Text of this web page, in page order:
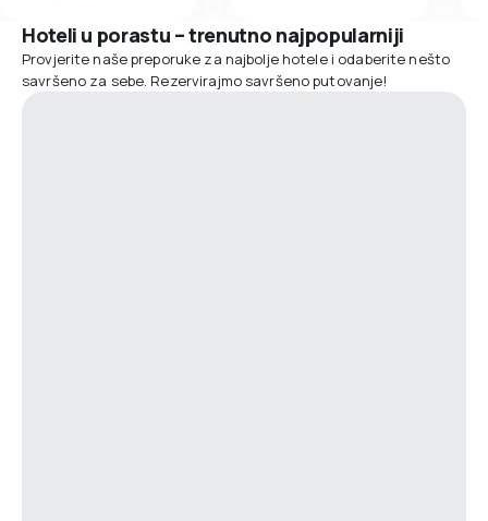
Hoteli u porastu – trenutno najpopularniji
Provjerite naše preporuke za najbolje hotele i odaberite nešto
savršeno za sebe. Rezervirajmo savršeno putovanje!